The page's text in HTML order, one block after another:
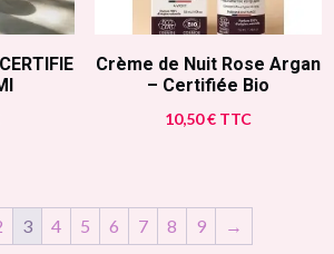
Crème de Nuit Rose Argan
– Certifiée Bio
10,50€ TTC
3 4 5 6 7 8 9 →